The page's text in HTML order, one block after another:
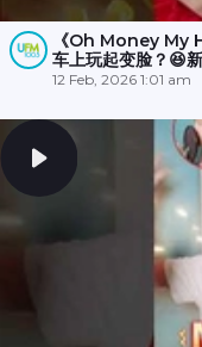
《Oh Money My
车上玩起变脸？😆
12 Feb, 2026 1:01 am